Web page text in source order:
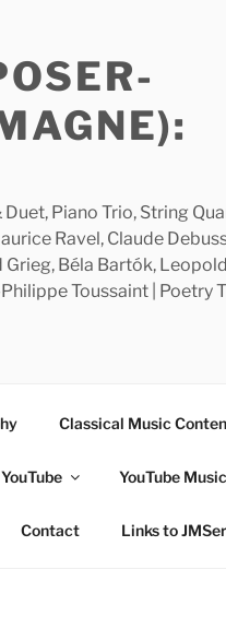
Piano Trio, String
Ravel, Claude
Grieg, Béla Bartók,
Toussaint | Poetry
Classical Music
YouTube YouTube Music
Contact Links to